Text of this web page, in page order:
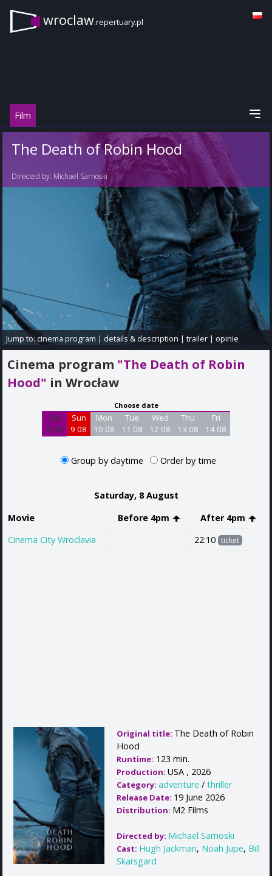
wroclaw.repertuary.pl
Film
The Death of Robin Hood
Directed by: Michael Sarnoski
Jump to:cinema program |details & description |trailer |opinie
Cinema program "The Death of Robin
Hood" in Wrocław
Choose date
Sat
8 08
Sun
9 08
Mon
10 08
Tue
11 08
Wed
12 08
Thu
13 08
Fri
14 08
Group by daytime Order by time
Saturday, 8 August
Movie
Before 4pm
After 4pm
Cinema City Wroclavia
22:10 ticket
Original title: The Death of Robin
Hood
Runtime: 123 min.
Production: USA , 2026
Category: adventure / thriller
Release Date: 19 June 2026
Distribution: M2 Films
Directed by: Michael Sarnoski
Cast: Hugh Jackman, Noah Jupe, Bill
Skarsgard